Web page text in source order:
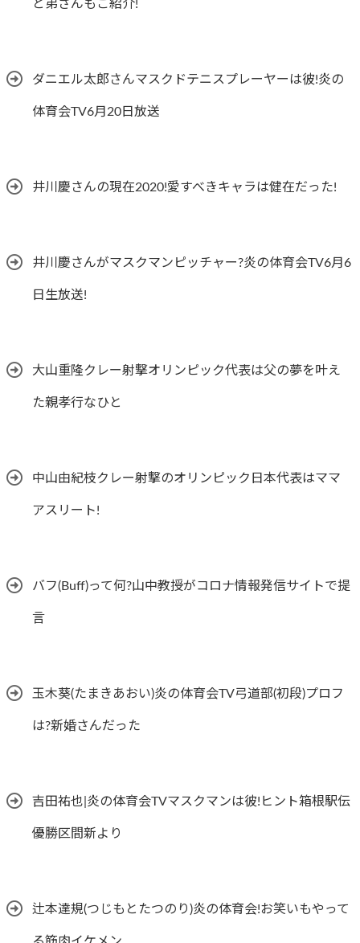
と弟さんもご紹介!
ダニエル太郎さんマスクドテニスプレーヤーは彼!炎の
体育会TV6月20日放送
井川慶さんの現在2020!愛すべきキャラは健在だった!
井川慶さんがマスクマンピッチャー?炎の体育会TV6月6
日生放送!
大山重隆クレー射撃オリンピック代表は父の夢を叶え
た親孝行なひと
中山由紀枝クレー射撃のオリンピック日本代表はママ
アスリート!
バフ(Buff)って何?山中教授がコロナ情報発信サイトで提
言
玉木葵(たまきあおい)炎の体育会TV弓道部(初段)プロフ
は?新婚さんだった
吉田祐也|炎の体育会TVマスクマンは彼!ヒント箱根駅伝
優勝区間新より
辻本達規(つじもとたつのり)炎の体育会!お笑いもやって